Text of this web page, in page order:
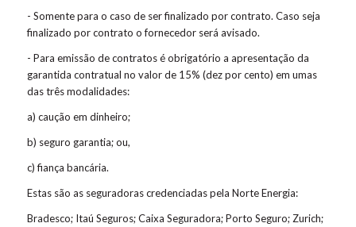
- Somente para o caso de ser finalizado por contrato. Caso seja
finalizado por contrato o fornecedor será avisado.
- Para emissão de contratos é obrigatório a apresentação da
garantida contratual no valor de 15% (dez por cento) em umas
das três modalidades:
a) caução em dinheiro;
b) seguro garantia; ou,
c) fiança bancária.
Estas são as seguradoras credenciadas pela Norte Energia:
Bradesco; Itaú Seguros; Caixa Seguradora; Porto Seguro; Zurich;